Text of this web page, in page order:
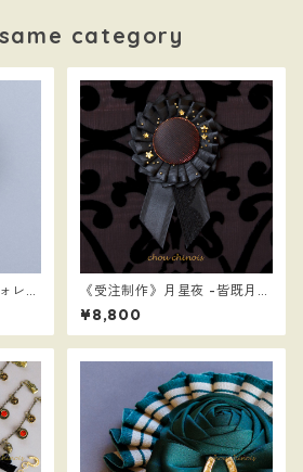
category
レス
《受注制作》月星夜 -皆既月
蝕- ver.2
¥8,800